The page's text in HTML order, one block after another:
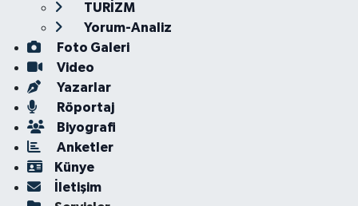
TURİZM
Yorum-Analiz
Foto Galeri
Video
Yazarlar
Röportaj
Biyografi
Anketler
Künye
İletişim